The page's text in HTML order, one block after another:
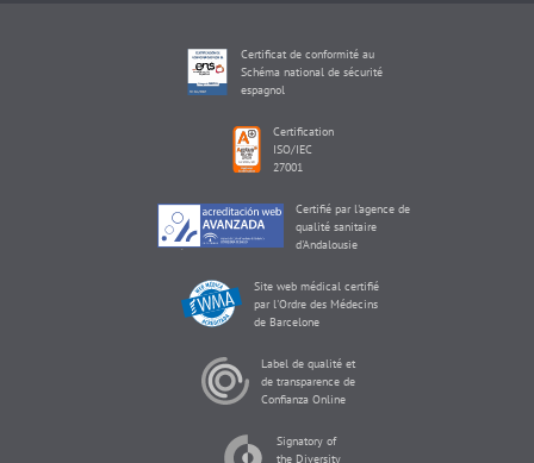
Certificat de conformité au
Schéma national de sécurité
espagnol
Certification
ISO/IEC
27001
Certifié par l'agence de
qualité sanitaire
d'Andalousie
Site web médical certifié
par l'Ordre des Médecins
de Barcelone
Label de qualité et
de transparence de
Confianza Online
Signatory of
the Diversity